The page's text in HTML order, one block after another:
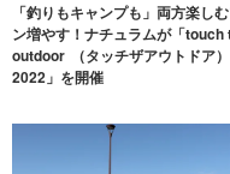
「釣りもキャンプも」両方楽し
ン増やす！ナチュラムが「touch
o‌utdoor （タッチザアウトドア）
2022」を開催